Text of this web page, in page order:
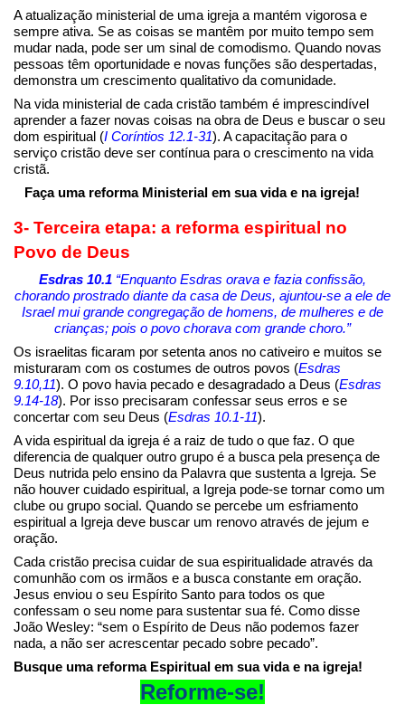
A atualização ministerial de uma igreja a mantém vigorosa e
sempre ativa. Se as coisas se mantêm por muito tempo sem
mudar nada, pode ser um sinal de comodismo. Quando novas
pessoas têm oportunidade e novas funções são despertadas,
demonstra um crescimento qualitativo da comunidade.
Na vida ministerial de cada cristão também é imprescindível
aprender a fazer novas coisas na obra de Deus e buscar o seu
dom espiritual (I Coríntios 12.1-31). A capacitação para o
serviço cristão deve ser contínua para o crescimento na vida
cristã.
Faça uma reforma Ministerial em sua vida e na igreja!
3- Terceira etapa: a reforma espiritual no
Povo de Deus
Esdras 10.1 “Enquanto Esdras orava e fazia confissão,
chorando prostrado diante da casa de Deus, ajuntou-se a ele de
Israel mui grande congregação de homens, de mulheres e de
crianças; pois o povo chorava com grande choro.”
Os israelitas ficaram por setenta anos no cativeiro e muitos se
misturaram com os costumes de outros povos (Esdras
9.10,11). O povo havia pecado e desagradado a Deus (Esdras
9.14-18). Por isso precisaram confessar seus erros e se
concertar com seu Deus (Esdras 10.1-11).
A vida espiritual da igreja é a raiz de tudo o que faz. O que
diferencia de qualquer outro grupo é a busca pela presença de
Deus nutrida pelo ensino da Palavra que sustenta a Igreja. Se
não houver cuidado espiritual, a Igreja pode-se tornar como um
clube ou grupo social. Quando se percebe um esfriamento
espiritual a Igreja deve buscar um renovo através de jejum e
oração.
Cada cristão precisa cuidar de sua espiritualidade através da
comunhão com os irmãos e a busca constante em oração.
Jesus enviou o seu Espírito Santo para todos os que
confessam o seu nome para sustentar sua fé. Como disse
João Wesley: “sem o Espírito de Deus não podemos fazer
nada, a não ser acrescentar pecado sobre pecado”.
Busque uma reforma Espiritual em sua vida e na igreja!
Reforme-se!